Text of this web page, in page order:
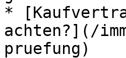
*
achten?](/
pruefung)